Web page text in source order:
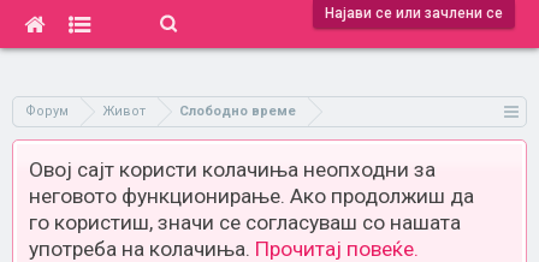
Најави се или зачлени се
Форум Живот Слободно време
Овој сајт користи колачиња неопходни за
неговото функционирање. Ако продолжиш да
го користиш, значи се согласуваш со нашата
употреба на колачиња. Прочитај повеќе.